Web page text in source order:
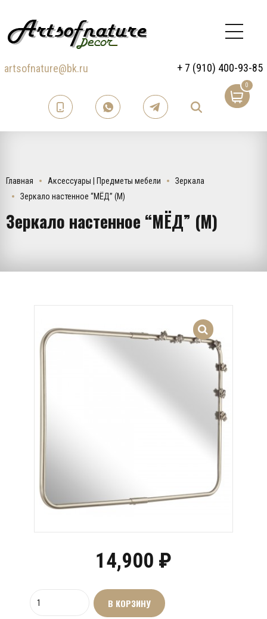
artsofnature@bk.ru + 7 (910) 400-93-85
0
Главная Аксессуары | Предметы мебели
Зеркала
Зеркало настенное “МЁД” (M)
Зеркало настенное “МЁД” (M)
14,900 ₽
Количество
В КОРЗИНУ